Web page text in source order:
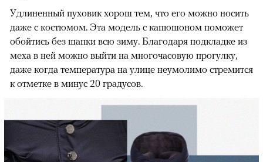
Удлиненный пуховик хорош тем, что его можно носить
даже с костюмом. Эта модель с капюшоном поможет
обойтись без шапки всю зиму. Благодаря подкладке из
меха в ней можно выйти на многочасовую прогулку,
даже когда температура на улице неумолимо стремится
к отметке в минус 20 градусов.